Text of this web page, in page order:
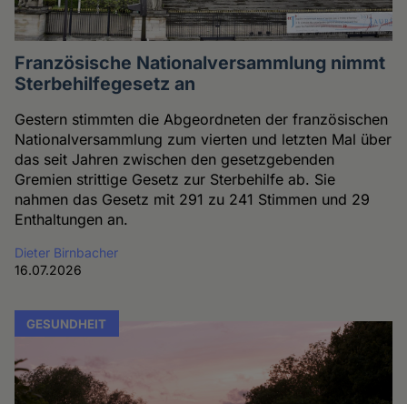
Französische Nationalversammlung nimmt
Sterbehilfegesetz an
Gestern stimmten die Abgeordneten der französischen
Nationalversammlung zum vierten und letzten Mal über
das seit Jahren zwischen den gesetzgebenden
Gremien strittige Gesetz zur Sterbehilfe ab. Sie
nahmen das Gesetz mit 291 zu 241 Stimmen und 29
Enthaltungen an.
Dieter Birnbacher
16.07.2026
GESUNDHEIT